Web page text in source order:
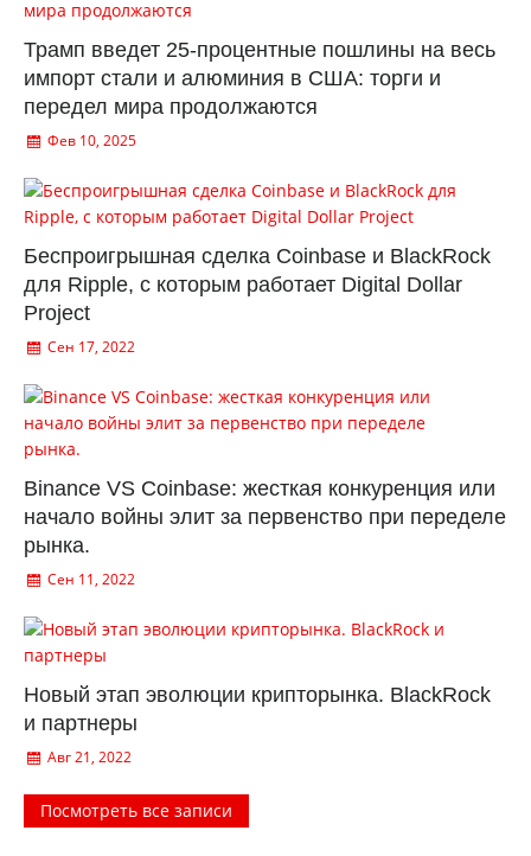
Трамп введет 25-процентные пошлины на весь
импорт стали и алюминия в США: торги и
передел мира продолжаются
Фев 10, 2025
Беспроигрышная сделка Coinbase и BlackRock
для Ripple, с которым работает Digital Dollar
Project
Сен 17, 2022
Binance VS Coinbase: жесткая конкуренция или
начало войны элит за первенство при переделе
рынка.
Сен 11, 2022
Новый этап эволюции крипторынка. BlackRock
и партнеры
Авг 21, 2022
Посмотреть все записи